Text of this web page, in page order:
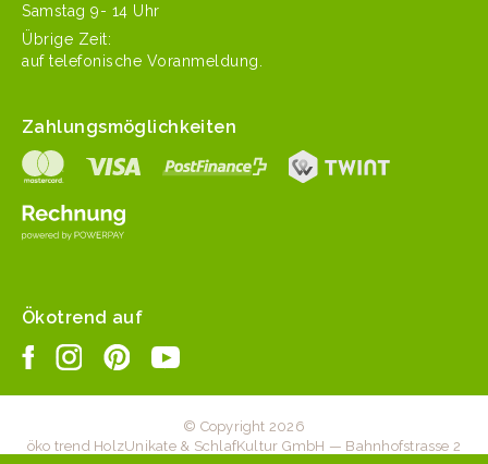
Sam­stag 9- 14 Uhr
Übrige Zeit:
auf tele­fonis­che Voranmeldung.
Zahlungsmöglichkeiten
Ökotrend auf
© Copyright 2026
öko trend HolzUnikate & SchlafKultur GmbH — Bahnhofstrasse 2